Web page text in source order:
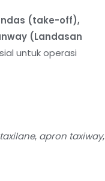
(take-off),
(Landasan
untuk operasi
, apron taxiway,